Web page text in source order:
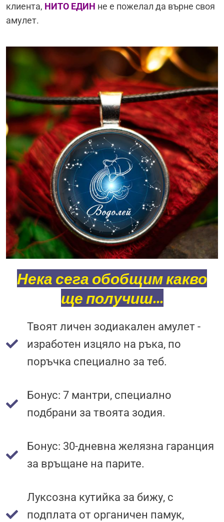
клиента, НИТО ЕДИН не е пожелал да върне своя
амулет.
Нека сега обобщим какво
ще получиш...
Твоят личен зодиакален амулет -
изработен изцяло на ръка, по
поръчка специално за теб.
Бонус: 7 мантри, специално
подбрани за твоята зодия.
Бонус: 30-дневна желязна гаранция
за връщане на парите.
Луксозна кутийка за бижу, с
подплата от органичен памук,